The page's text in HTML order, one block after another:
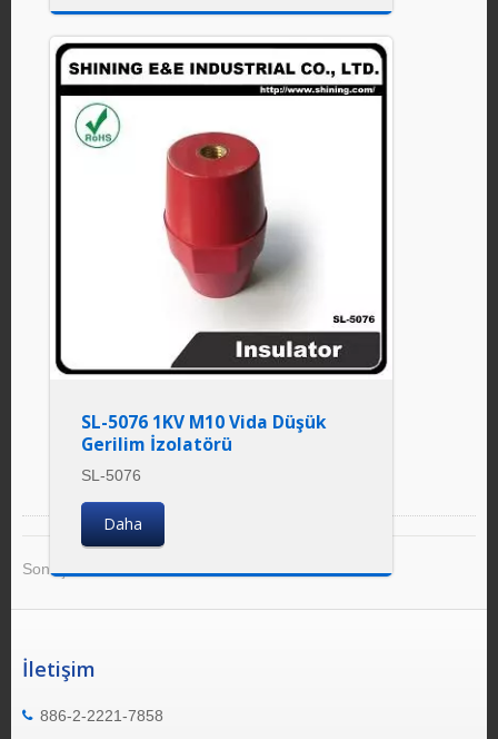
SL-5076 1KV M10 Vida Düşük
Gerilim İzolatörü
SL-5076
Daha
Sonuç 1 - 8 arasında 8
İletişim
886-2-2221-7858